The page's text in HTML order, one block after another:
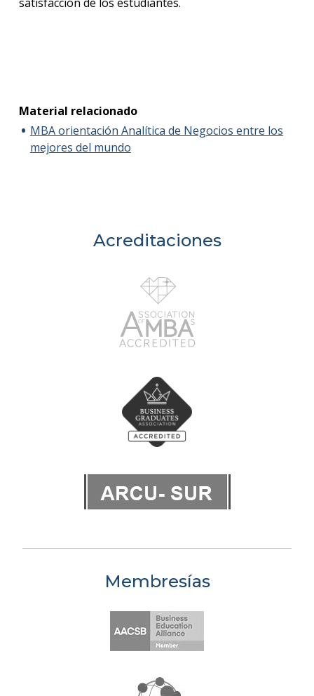
Material relacionado
MBA orientación Analítica de Negocios entre los
mejores del mundo
Acreditaciones
Membresías